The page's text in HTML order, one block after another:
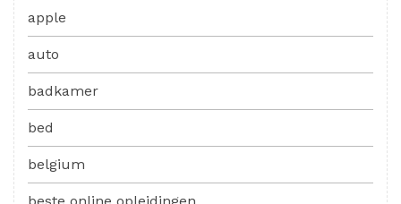
apple
auto
badkamer
bed
belgium